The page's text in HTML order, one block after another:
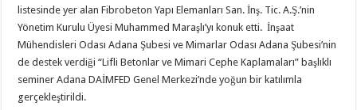
listesinde yer alan Fibrobeton Yapı Elemanları San. İnş. Tic. A.Ş.’nin
Yönetim Kurulu Üyesi Muhammed Maraşlı’yı konuk etti. İnşaat
Mühendisleri Odası Adana Şubesi ve Mimarlar Odası Adana Şubesi’nin
de destek verdiği “Lifli Betonlar ve Mimari Cephe Kaplamaları” başlıklı
seminer Adana DAİMFED Genel Merkezi’nde yoğun bir katılımla
gerçekleştirildi.